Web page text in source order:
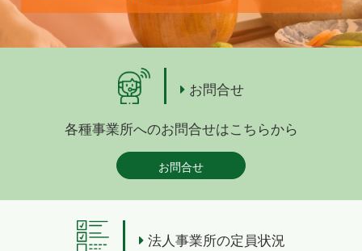
お問合せ
各種事業所へのお問合せはこちらから
お問合せ
法人事業所の定員状況